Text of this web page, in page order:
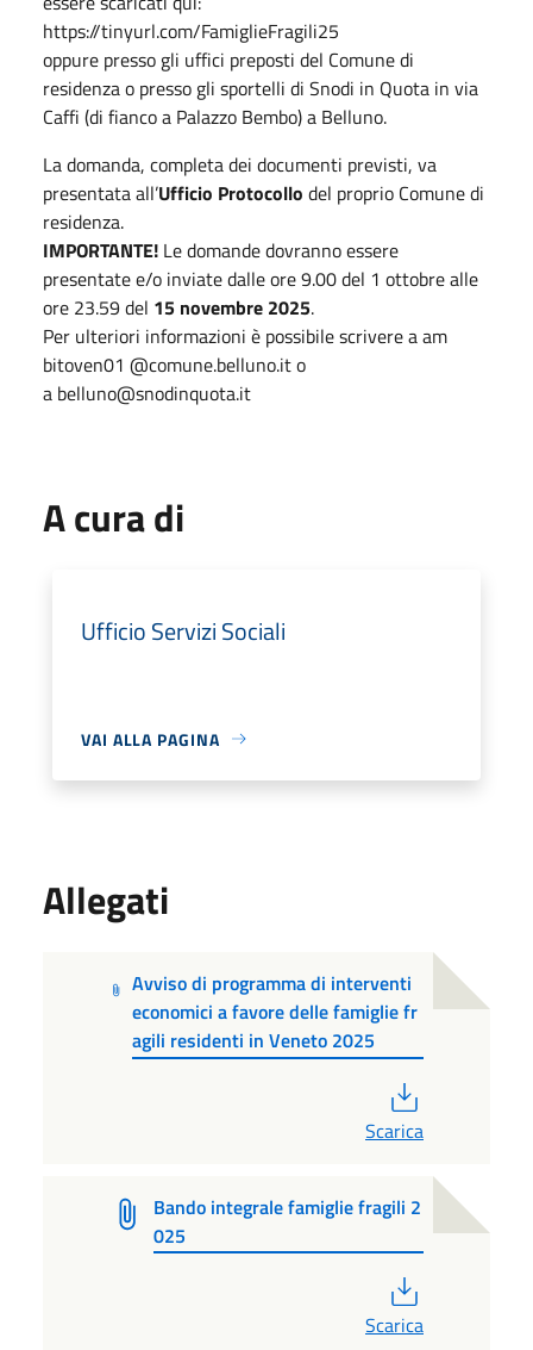
https://tinyurl.com/FamiglieFragili25
oppure presso gli uffici preposti del Comune di
residenza o presso gli sportelli di Snodi in Quota in via
Caffi (di fianco a Palazzo Bembo) a Belluno.
La domanda, completa dei documenti previsti, va
presentata all’Ufficio Protocollo del proprio Comune di
residenza.
IMPORTANTE! Le domande dovranno essere
presentate e/o inviate dalle ore 9.00 del 1 ottobre alle
ore 23.59 del 15 novembre 2025.
Per ulteriori informazioni è possibile scrivere a am
bitoven01 @comune.belluno.it o
a belluno@snodinquota.it
A cura di
Ufficio Servizi Sociali
VAI ALLA PAGINA
Allegati
Avviso di programma di interventi
economici a favore delle famiglie fr
agili residenti in Veneto 2025
Scarica
Bando integrale famiglie fragili 2
025
Scarica